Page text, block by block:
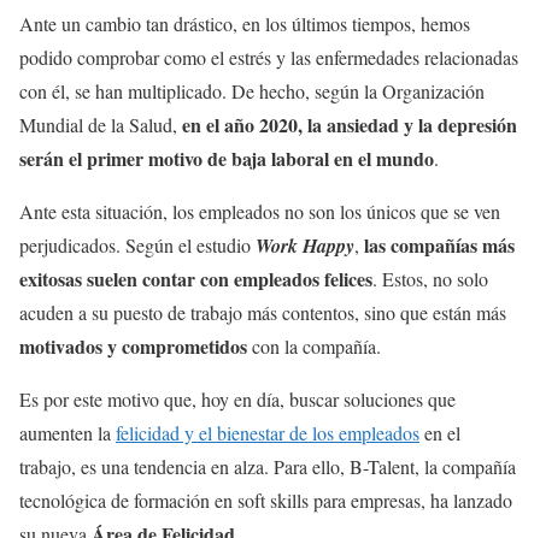
Ante un cambio tan drástico, en los últimos tiempos, hemos
podido comprobar como el estrés y las enfermedades relacionadas
con él, se han multiplicado. De hecho, según la Organización
Mundial de la Salud, en el año 2020, la ansiedad y la depresión
serán el primer motivo de baja laboral en el mundo.
Ante esta situación, los empleados no son los únicos que se ven
perjudicados. Según el estudio Work Happy, las compañías más
exitosas suelen contar con empleados felices. Estos, no solo
acuden a su puesto de trabajo más contentos, sino que están más
motivados y comprometidoscon la compañía.
Es por este motivo que, hoy en día, buscar soluciones que
aumenten la felicidad y el bienestar de los empleadosen el
trabajo, es una tendencia en alza. Para ello, B-Talent, la compañía
tecnológica de formación en soft skills para empresas, ha lanzado